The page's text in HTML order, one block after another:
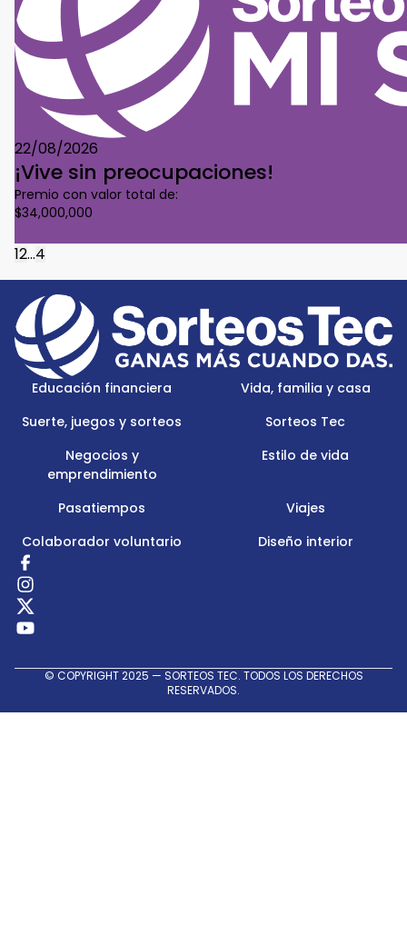
22/08/2026
¡Vive sin preocupaciones!
Premio con valor total de:
$34,000,000
12...4
Footer
Menu
Logo
Educación financiera
Vida, familia y casa
Suerte, juegos y sorteos
Sorteos Tec
Negocios y
emprendimiento
Estilo de vida
Pasatiempos
Viajes
Colaborador voluntario
Diseño interior
Redes
Sociales
© COPYRIGHT 2025 — SORTEOS TEC. TODOS LOS DERECHOS
RESERVADOS.